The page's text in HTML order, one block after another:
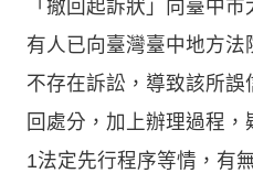
「撤回起訴狀」向臺中
有人已向臺灣臺中地方
不存在訴訟，導致該所
回處分，加上辦理過程
1法定先行程序等情，有